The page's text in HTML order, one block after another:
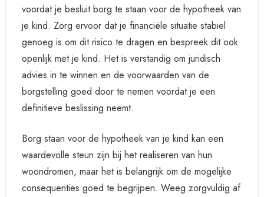
voordat je besluit borg te staan voor de hypotheek van
je kind. Zorg ervoor dat je financiële situatie stabiel
genoeg is om dit risico te dragen en bespreek dit ook
openlijk met je kind. Het is verstandig om juridisch
advies in te winnen en de voorwaarden van de
borgstelling goed door te nemen voordat je een
definitieve beslissing neemt.
Borg staan voor de hypotheek van je kind kan een
waardevolle steun zijn bij het realiseren van hun
woondromen, maar het is belangrijk om de mogelijke
consequenties goed te begrijpen. Weeg zorgvuldig af